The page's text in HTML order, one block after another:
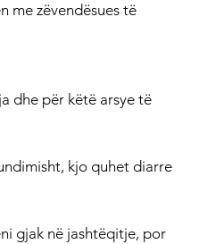
me zëvendësues të
dhe për këtë arsye të
kjo quhet diarre
gjak në jashtëqitje, por